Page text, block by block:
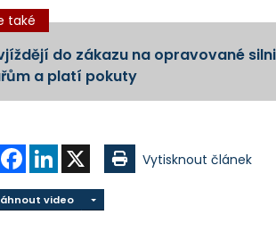
také
do zákazu na opravované
a platí pokuty
Sdílet FacebookLinkedIn Vytisknout článek
video